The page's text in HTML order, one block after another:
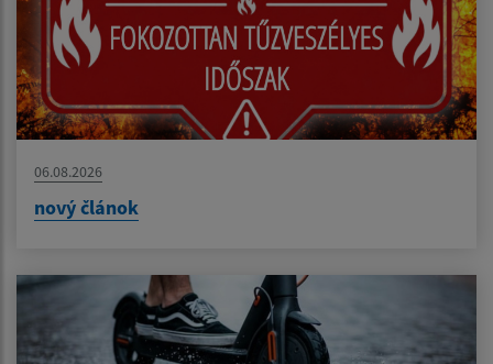
06.08.2026
nový článok